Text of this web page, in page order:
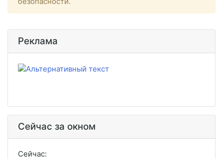
Реклама
Сейчас за окном
Сейчас: